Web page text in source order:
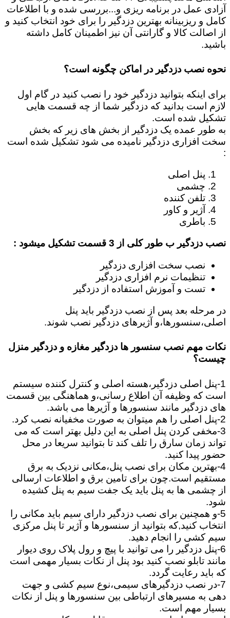
آزادی عمل در برنامه ریزی و...بررسی شده و با اطلاعات
کامل و ریزبینانه بهترین دزدگیر را برای خود انتخاب کنید و
از اصالت کالا و گارانتی آن نیز اطمینان کامل داشته
باشید.
نحوه نصب دزدگیر در اماکن چگونه است؟
برای اینکه بتوانید دزدگیر خود را نصب کنید در گام اول
لازم است بدانید که دزدگیر شما از چه قسمت هایی
تشکیل شده است.
به طور عمده یک دزدگیر از بخش های زیر که بخش
سخت افزاری دزدگیر نامیده می شود تشکیل شده است
:
پنل اصلی
چشمی
تلفن کننده
آژیر و کاور
باطری
نصب دزدگیر ب طور کلی از 3 قسمت تشکیل میشود :
نصب سخت افزاری دزدگیر
تنظیمات نرم افزاری دزدگیر
تست و آموزش استفاده از دزدگیر
در مرحله بعد پس از نصب دزدگیر باید پنل
اصلی،سنسورها،و آژیرهای دزدگیر نصب شوند.
نکات مهم نصب سنسور ها دزدگیر مغازه و دزدگیر منزل
چیست؟
1-پنل اصلی دزدگیر،هسته اصلی و کنترل کننده سیستم
است که وظیفه آن اطلاع رسانی،و هماهنگی بین قسمت
های دزدگیر مانند سنسورها و آژیرها می باشد.
2-پنل اصلی را هم میتوان به صورت مخفیانه نصب کرد.
3-مخفی کردن پنل اصلی به این دلیل بهتر است که می
تواند زمان سارق را تلف کند تا بتوانید سریعا در محل
حضور پیدا کنید.
4-بهترین مکان برای نصب پنل،مکانی نزدیک به برق
مستقیم است.چون برای تامین برق و اطلاعات ارسالی
از چشمی ها به پنل باید یک جفت سیم به پنل کشیده
شود.
5-و همچنین برای نصب دزدگیر دارای سیم باید مکانی را
انتخاب کنید,که بتوانید از سنسورها و آژیر تا پنل مرکزی
سیم کشی را انجام دهید.
6-پنل دزدگیر را می توانید با پیچ و رول پلاک روی دیوار
مانند تابلو نصب کنید بود پنل از نکات بسیار مهمی است
که باید رعایت گردد.
7-در نصب دزدگیرهای سیمی،نوع سیم کشی و جهت
دهی به مسیرهای ارتباطی بین سنسورها و پنل از نکات
بسیار مهم است.